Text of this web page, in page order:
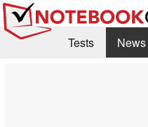
Tests News